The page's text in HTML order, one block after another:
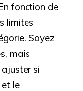
fonction de
limites
Soyez
mais
si
et le